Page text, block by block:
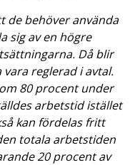
de behöver använda
sig av en högre
Då blir
reglerad i avtal.
80 procent under
arbetstid istället
kan fördelas fritt
totala arbetstiden
20 procent av